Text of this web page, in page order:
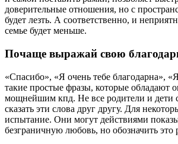
доверительные отношения, но с
будет лезть. А соответственно, и
семье будет меньше.
Почаще выражай свою
«Спасибо», «Я очень тебе благодарна»,
такие простые фразы, которые обладают
мощнейшим кпд. Не все родители и дети
сказать эти слова друг другу. Для
испытание. Они могут действиями
безграничную любовь, но обозначить это